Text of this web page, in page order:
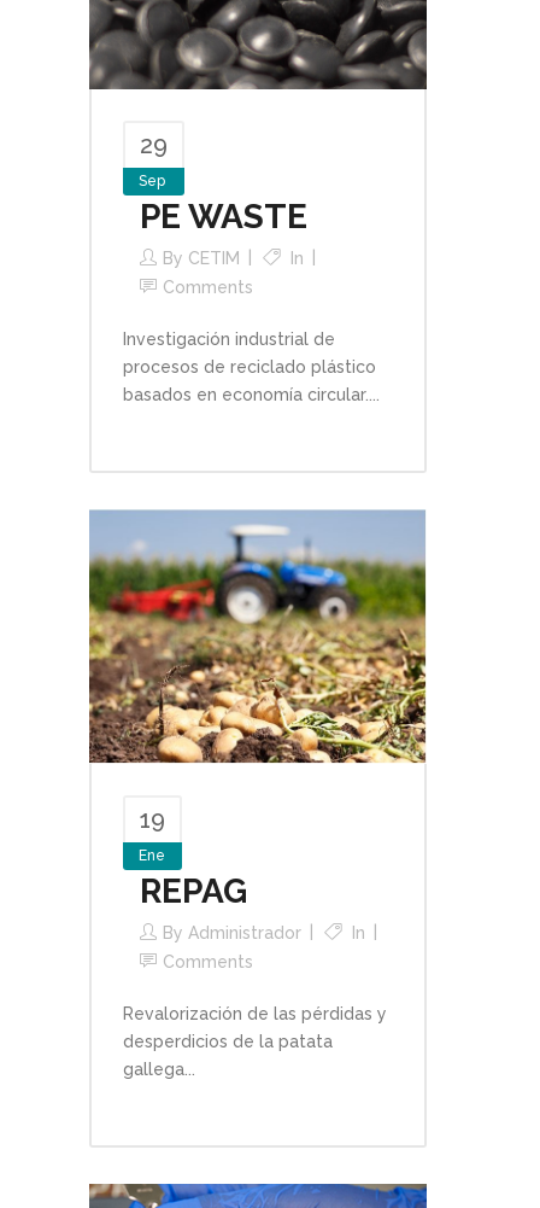
29
Sep
PE WASTE
By CETIM
In
Comments
Investigación industrial de
procesos de reciclado plástico
basados en economía circular....
19
Ene
REPAG
By Administrador
In
Comments
Revalorización de las pérdidas y
desperdicios de la patata
gallega...